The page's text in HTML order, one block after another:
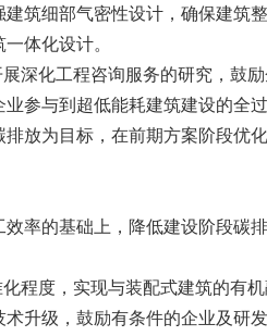
筑细部气密性设计，确保建筑
体化设计。
深化工程咨询服务的研究，鼓
参与到超低能耗建筑建设的全
放为目标，在前期方案阶段优
率的基础上，降低建设阶段碳
程度，实现与装配式建筑的有
升级，鼓励有条件的企业及研